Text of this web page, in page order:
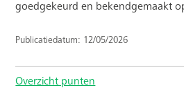
goedgekeurd en bekendgemaakt
Publicatiedatum: 12/05/2026
Overzicht punten